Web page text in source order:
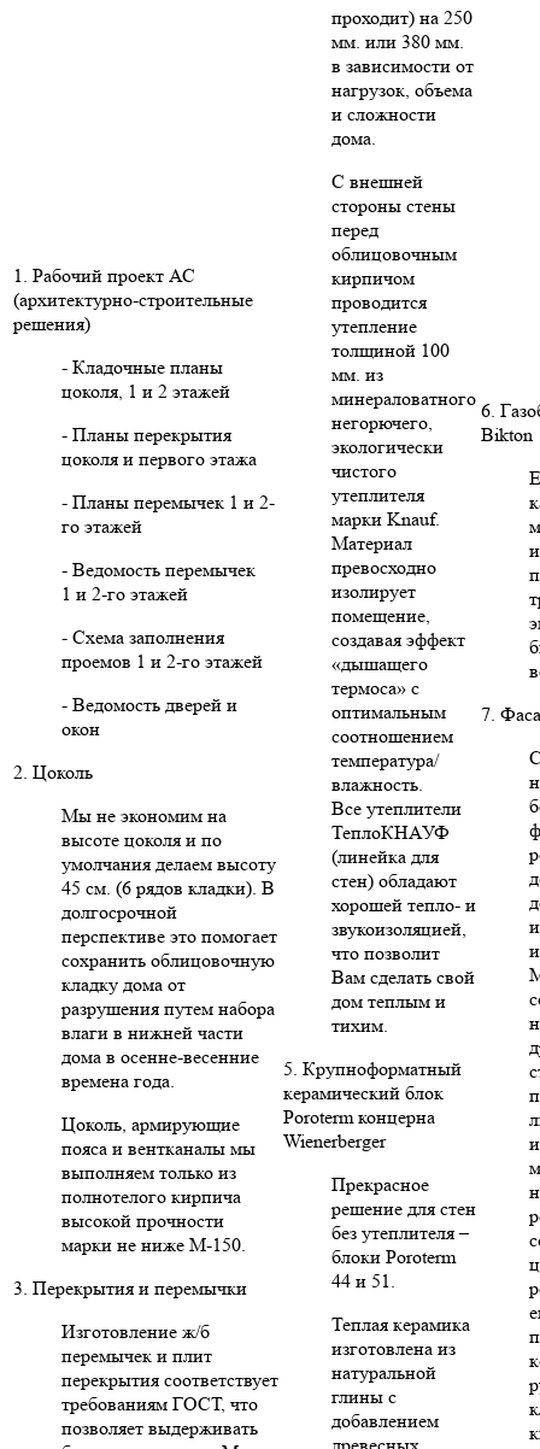
1. Рабочий проект АС
(архитектурно-строительные
решения)
- Кладочные планы
цоколя, 1 и 2 этажей
- Планы перекрытия
цоколя и первого этажа
- Планы перемычек 1 и 2-
го этажей
- Ведомость перемычек
1 и 2-го этажей
- Схема заполнения
проемов 1 и 2-го этажей
- Ведомость дверей и
окон
2. Цоколь
Мы не экономим на
высоте цоколя и по
умолчания делаем высоту
45 см. (6 рядов кладки). В
долгосрочной
перспективе это помогает
сохранить облицовочную
кладку дома от
разрушения путем набора
влаги в нижней части
дома в осенне-весенние
времена года.
Цоколь, армирующие
пояса и вентканалы мы
выполняем только из
полнотелого кирпича
высокой прочности
марки не ниже М-150.
3. Перекрытия и перемычки
Изготовление ж/б
перемычек и плит
перекрытия соответствует
требованиям ГОСТ, что
позволяет выдерживать
проходит) на 250
мм. или 380 мм.
в зависимости от
нагрузок, объема
и сложности
дома.
С внешней
стороны стены
перед
облицовочным
кирпичом
проводится
утепление
толщиной 100
мм. из
минераловатного
негорючего,
экологически
чистого
утеплителя
марки Knauf.
Материал
превосходно
изолирует
помещение,
создавая эффект
«дышащего
термоса» с
оптимальным
соотношением
температура/
влажность.
Все утеплители
ТеплоКНАУФ
(линейка для
стен) обладают
хорошей тепло- и
звукоизоляцией,
что позволит
Вам сделать свой
дом теплым и
тихим.
5. Крупноформатный
керамический блок
Poroterm концерна
Wienerberger
Прекрасное
решение для стен
без утеплителя –
блоки Poroterm
44 и 51.
Теплая керамика
изготовлена из
натуральной
глины с
добавлением
6.
Bikton
7.